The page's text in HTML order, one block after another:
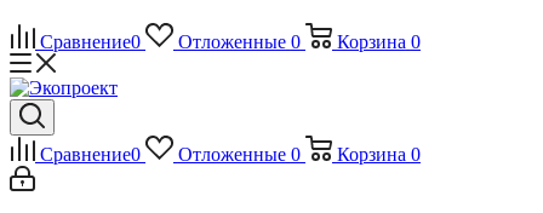
Сравнение0 Отложенные 0 Корзина 0
Сравнение0 Отложенные 0 Корзина 0